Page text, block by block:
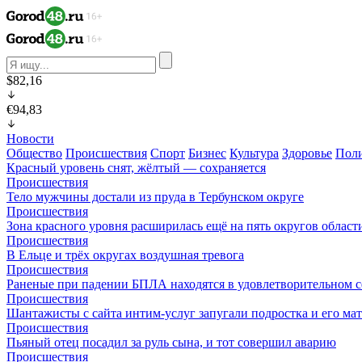
$82,16
€94,83
Новости
Общество Происшествия Спорт Бизнес Культура Здоровье
Красный уровень снят, жёлтый — сохраняется
Происшествия
Тело мужчины достали из пруда в Тербунском округе
Происшествия
Зона красного уровня расширилась ещё на пять округов
Происшествия
В Ельце и трёх округах воздушная тревога
Происшествия
Раненые при падении БПЛА находятся в удовлетворительном
Происшествия
Шантажисты с сайта интим-услуг запугали подростка и его
Происшествия
Пьяный отец посадил за руль сына, и тот совершил аварию
Происшествия